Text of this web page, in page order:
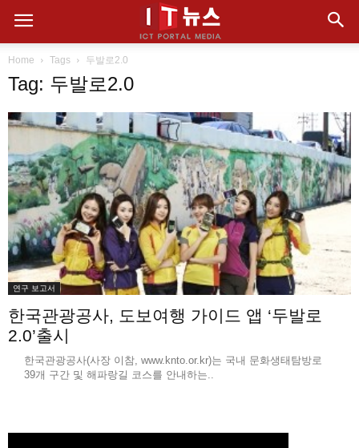
Home Tags 두발로2.0
Tag: 두발로2.0
연구 보고서
한국관광공사, 도보여행 가이드 앱 ‘두발로
2.0’출시
한국관광공사(사장 이참, www.knto.or.kr)는 국내 문화생태탐방로
39개 구간 및 해파랑길 코스를 안내하는..